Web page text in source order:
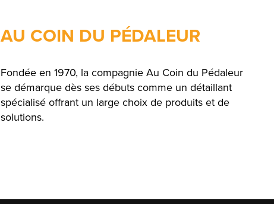
AU COIN DU PÉDALEUR
Fondée en 1970, la compagnie Au Coin du Pédaleur
se démarque dès ses débuts comme un détaillant
spécialisé offrant un large choix de produits et de
solutions.